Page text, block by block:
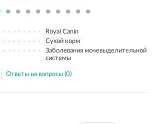
Royal Canin
Сухой корм
Заболевания мочевыделительной
системы
Ответы на вопросы (0)